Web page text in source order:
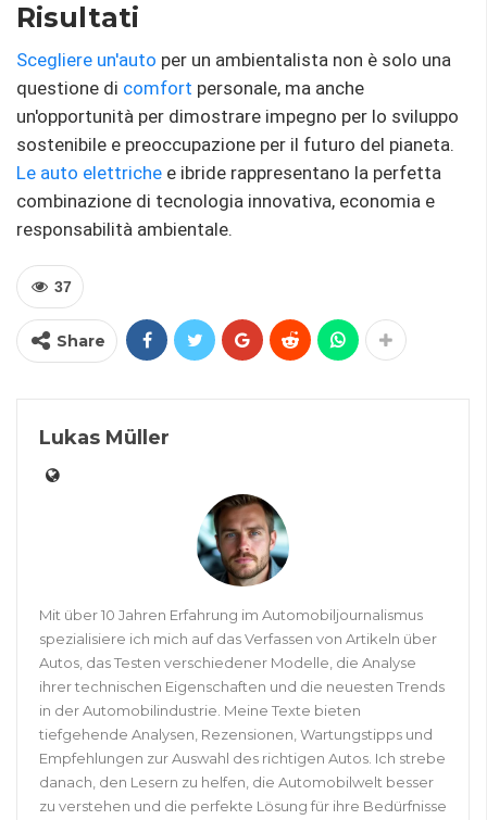
Risultati
Scegliere un'auto per un ambientalista non è solo una
questione di comfort personale, ma anche
un'opportunità per dimostrare impegno per lo sviluppo
sostenibile e preoccupazione per il futuro del pianeta.
Le auto elettriche e ibride rappresentano la perfetta
combinazione di tecnologia innovativa, economia e
responsabilità ambientale.
37
Share
Lukas Müller
Mit über 10 Jahren Erfahrung im Automobiljournalismus
spezialisiere ich mich auf das Verfassen von Artikeln über
Autos, das Testen verschiedener Modelle, die Analyse
ihrer technischen Eigenschaften und die neuesten Trends
in der Automobilindustrie. Meine Texte bieten
tiefgehende Analysen, Rezensionen, Wartungstipps und
Empfehlungen zur Auswahl des richtigen Autos. Ich strebe
danach, den Lesern zu helfen, die Automobilwelt besser
zu verstehen und die perfekte Lösung für ihre Bedürfnisse